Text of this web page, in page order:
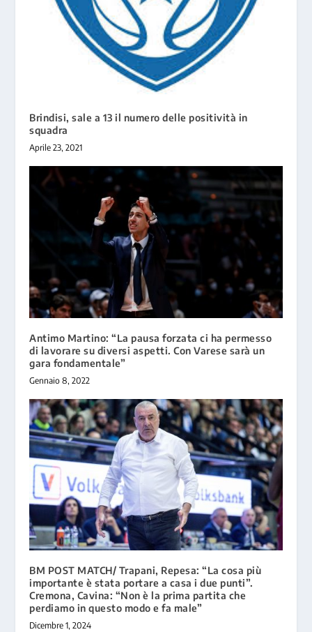
Brindisi, sale a 13 il numero delle positività in
squadra
Aprile 23, 2021
Antimo Martino: “La pausa forzata ci ha permesso
di lavorare su diversi aspetti. Con Varese sarà un
gara fondamentale”
Gennaio 8, 2022
BM POST MATCH/ Trapani, Repesa: “La cosa più
importante è stata portare a casa i due punti”.
Cremona, Cavina: “Non è la prima partita che
perdiamo in questo modo e fa male”
Dicembre 1, 2024